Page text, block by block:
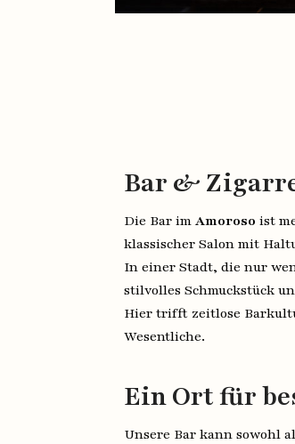
Bar &
Die Bar imAmoroso ist
klassischer Salon mit
In einer Stadt, die nur
stilvolles Schmuckstück
Hier trifft zeitlose
Wesentliche.
Ein Ort für
Unsere Bar kann sowohl